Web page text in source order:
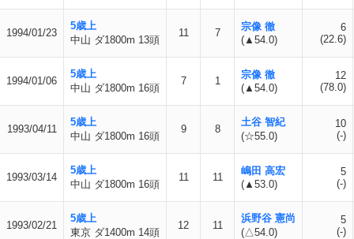
1994/01/23
5歳上
中山 ダ1800m 13頭
11 7
宗像 徹
(▲54.0)
6
(22.6)
1994/01/06
5歳上
中山 ダ1800m 16頭
7 1
宗像 徹
(▲54.0)
12
(78.0)
1993/04/11
5歳上
中山 ダ1800m 16頭
9 8
土谷 智紀
(☆55.0)
10
(-)
1993/03/14
5歳上
中山 ダ1800m 16頭
11 11
嶋田 高宏
(▲53.0)
5
(-)
1993/02/21
5歳上
東京 ダ1400m 14頭
12 11
浜野谷 憲尚
(△54.0)
5
(-)